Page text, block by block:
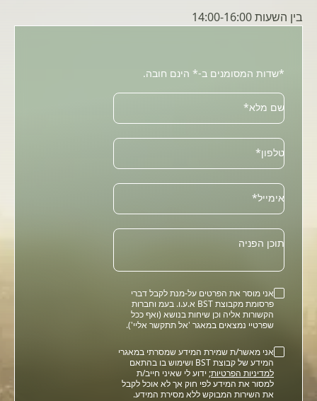
בין השעות 14:00-16:00
*שדות המסומנים ב-* הינם חובה.
שם מלא*
טלפון*
Email
אימייל*
תוכן הפניה
אני מוסר את הפרטים על-מנת לקבל דברי
פרסומת מקבוצת BST א.ע.ו. בעמ וחברות
הקשורות אליה וכן שיחות בנושא (ואף ככל
שפרטיי נמצאים במאגר 'אל תתקשר אליי').
אני מאשר/ת שמירת המידע שמסרתי במאגרי
המידע של קבוצת BST ושימוש בו בהתאם
למדיניות הפרטיות; ידוע לי שאיני חייב/ת
למסור את המידע לפי חוק אך לא אוכל לקבל
את השירות המבוקש ללא מסירת המידע.